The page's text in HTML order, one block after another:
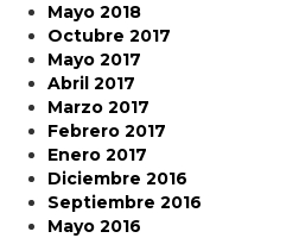
Mayo 2018
Octubre 2017
Mayo 2017
Abril 2017
Marzo 2017
Febrero 2017
Enero 2017
Diciembre 2016
Septiembre 2016
Mayo 2016